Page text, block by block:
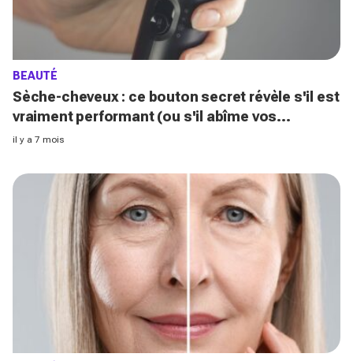
BEAUTÉ
Sèche-cheveux : ce bouton secret révèle s'il est
vraiment performant (ou s'il abîme vos
cheveux)
il y a 7 mois